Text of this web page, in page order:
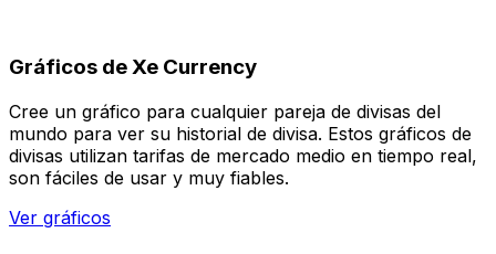
Gráficos de Xe Currency
Cree un gráfico para cualquier pareja de divisas del
mundo para ver su historial de divisa. Estos gráficos de
divisas utilizan tarifas de mercado medio en tiempo real,
son fáciles de usar y muy fiables.
Ver gráficos